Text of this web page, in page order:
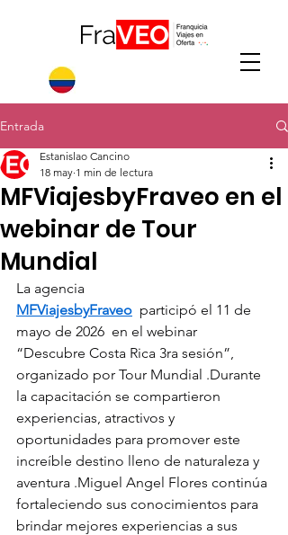
Entrada
MFViajesbyFraveo en el
webinar de Tour
Mundial
Estanislao Cancino
18 may 1 min de lectura
La agencia
MFViajesbyFraveo participó el 11 de
mayo de 2026  en el webinar
“Descubre Costa Rica 3ra sesión”,
organizado por Tour Mundial .Durante
la capacitación se compartieron
experiencias, atractivos y
oportunidades para promover este
increíble destino lleno de naturaleza y
aventura .Miguel Angel Flores continúa
fortaleciendo sus conocimientos para
brindar mejores experiencias a sus